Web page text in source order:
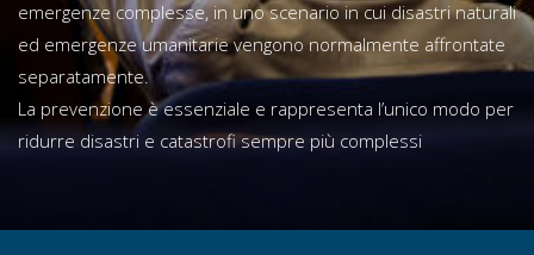
emergenze complesse, in uno scenario in cui disastri naturali
ed emergenze umanitarie vengono normalmente affrontate
separatamente.
La prevenzione è essenziale e rappresenta l’unico modo per
ridurre disastri e catastrofi sempre più complessi